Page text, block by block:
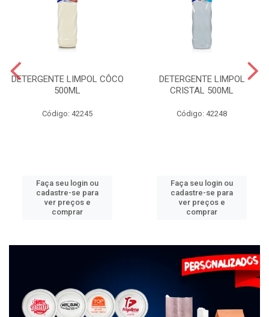
DETERGENTE LIMPOL CÔCO
500ML
Código: 42245
Faça seu login ou
cadastre-se para
ver preços e
comprar
DETERGENTE LIMPOL
CRISTAL 500ML
Código: 42248
Faça seu login ou
cadastre-se para
ver preços e
comprar